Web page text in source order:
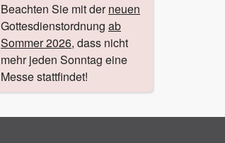
Beachten Sie mit derneuen
Gottesdienstordnung ab
Sommer 2026, dass nicht
mehr jeden Sonntag eine
Messe stattfindet!